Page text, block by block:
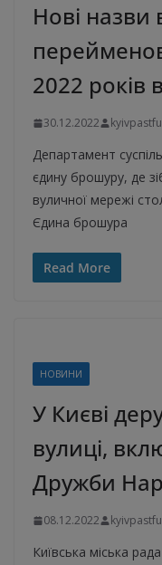
Нові назви
2022 років
30.12.2022
Департамент
єдину брошуру, де
вуличної мережі
Єдина брошура
Read More
НОВИНИ
У Києві
вулиці,
Дружби
08.12.2022
Київська міська